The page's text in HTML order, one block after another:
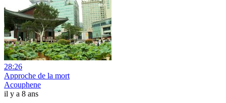
28:26
Approche de la mort
Acouphene
il y a 8 ans